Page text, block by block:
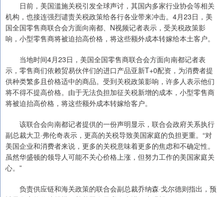
日前，美国滥施关税引发全球声讨，其国内多家行业协会等相关
机构，也接连强烈谴责关税政策给各行各业带来冲击。4月23日，美
国全国零售商联合会方面向南都、N视频记者表示，受关税政策影
响，小型零售商将被迫抬高价格，将这些额外成本转嫁给本土客户。
当地时间4月23日，美国全国零售商联合会方面向南都记者表
示，零售商们依赖贸易伙伴们的进口产品亚新T+0配资，为消费者提
供种类繁多且价格适中的商品。受到关税政策影响，许多人表示他们
将不得不提高价格。由于无法负担加征关税新增的成本，小型零售商
将被迫抬高价格，将这些额外成本转嫁给客户。
该联合会向南都记者提供的一份声明显示，联合会政府关系执行
副总裁大卫·弗伦奇表示，更高的关税导致美国家庭的负担更重。“对
美国企业和消费者来说，更多的关税意味着更多的焦虑和不确定性。
虽然华盛顿的领导人可能不关心价格上涨，但努力工作的美国家庭关
心。”
负责供应链和海关政策的联合会副总裁乔纳森·戈尔德则指出，预